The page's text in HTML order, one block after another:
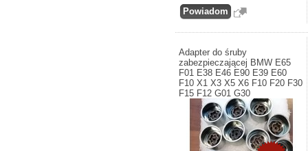
Adapter do śruby
zabezpieczającej BMW E65
F01 E38 E46 E90 E39 E60
F10 X1 X3 X5 X6 F10 F20 F30
F15 F12 G01 G30